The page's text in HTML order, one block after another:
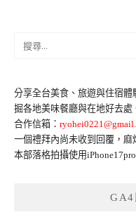
鍵
字:
分享全台美食、旅遊與住宿
掘各地美味餐廳與在地好去處
合作信箱：
一個禮拜內尚未收到回覆，麻
本部落格拍攝使用
GA4